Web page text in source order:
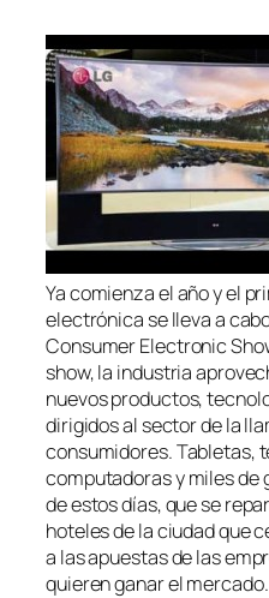
Ya comienza el año y el
electrónica se lleva a
Consumer Electronic
show, la industria
nuevos productos,
dirigidos al sector de la
consumidores. Tabletas,
computadoras y miles de
de estos días, que se
hoteles de la ciudad que
a las apuestas de las
quieren ganar el mercado.